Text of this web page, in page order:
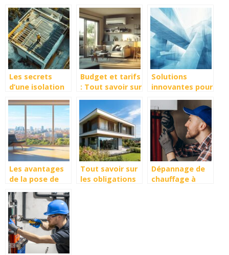
Angers pour vos
projets de
rénovation ?
professionnel à
Toulouse ?
projets de
rénovation de
toiture
Les secrets
d’une isolation
réussie pour
votre toiture
Budget et tarifs
: Tout savoir sur
climatisation à
Villeurbanne
(69100)
Solutions
innovantes pour
des structures
en beton
Les avantages
de la pose de
sur Montpellier
pour un habitat
éco-
responsable
Tout savoir sur
les obligations
Dépannage de
chauffage à